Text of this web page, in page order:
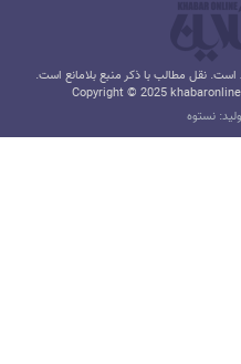
نقل مطالب با ذکر منبع بلامانع است.
Copyright © 2025
نستوه